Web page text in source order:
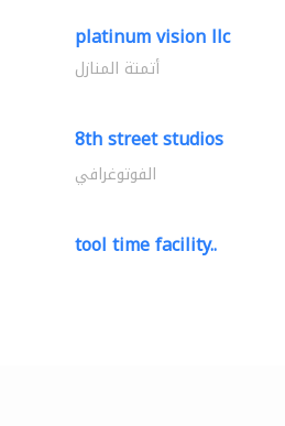
platinum vision llc
أتمتة المنازل
8th street studios
الفوتوغرافي
tool time facility..